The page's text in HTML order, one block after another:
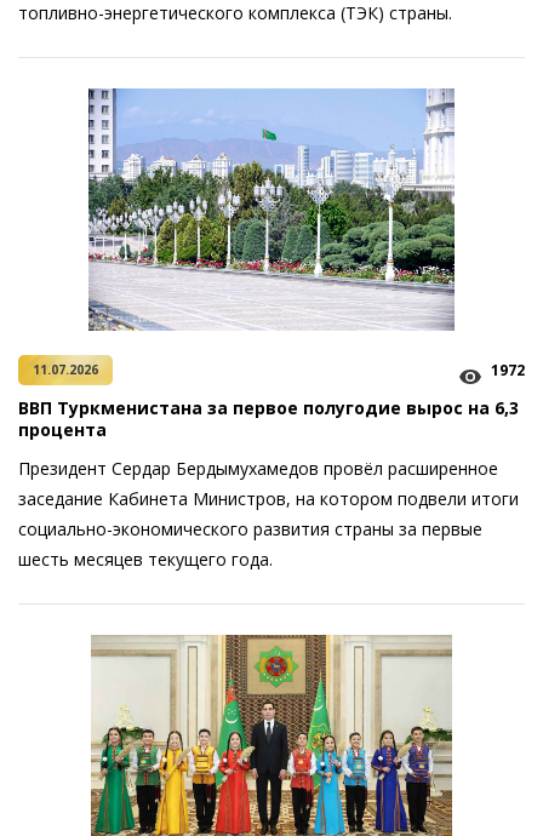
топливно-энергетического комплекса (ТЭК) страны.
11.07.2026 1972
ВВП Туркменистана за первое полугодие вырос на 6,3
процента
Президент Сердар Бердымухамедов провёл расширенное
заседание Кабинета Министров, на котором подвели итоги
социально-экономического развития страны за первые
шесть месяцев текущего года.